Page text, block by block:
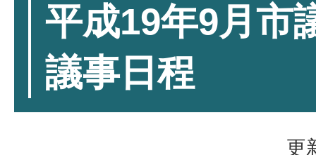
平成19年9月市
議事日程
更